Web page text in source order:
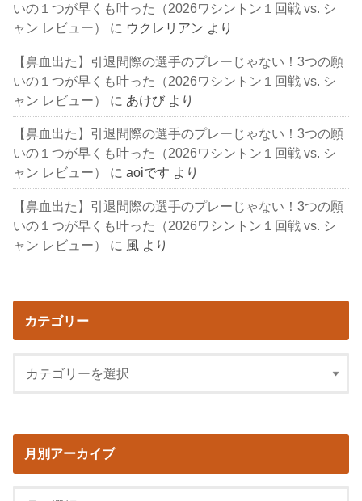
いの１つが早くも叶った（2026ワシントン１回戦 vs. シ
ャン レビュー）
に ウクレリアン より
【鼻血出た】引退間際の選手のプレーじゃない！3つの願
いの１つが早くも叶った（2026ワシントン１回戦 vs. シ
ャン レビュー）
に あけび より
【鼻血出た】引退間際の選手のプレーじゃない！3つの願
いの１つが早くも叶った（2026ワシントン１回戦 vs. シ
ャン レビュー）
にaoiです より
【鼻血出た】引退間際の選手のプレーじゃない！3つの願
いの１つが早くも叶った（2026ワシントン１回戦 vs. シ
ャン レビュー）
に 風 より
カテゴリー
月別アーカイブ